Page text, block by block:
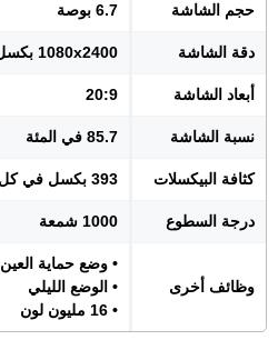
حجم الشاشة 6.7 بوصة
دقة الشاشة 1080x2400 بكسل (+FHD)
أبعاد الشاشة 20:9
نسبة الشاشة 85.7 في المئة
كثافة البيكسلات 393 بكسل في كل إنش
درجة السطوع 1000 شمعة
وظائف أخرى
• وضع حماية العين
• الوضع الليلي
• 16 مليون لون